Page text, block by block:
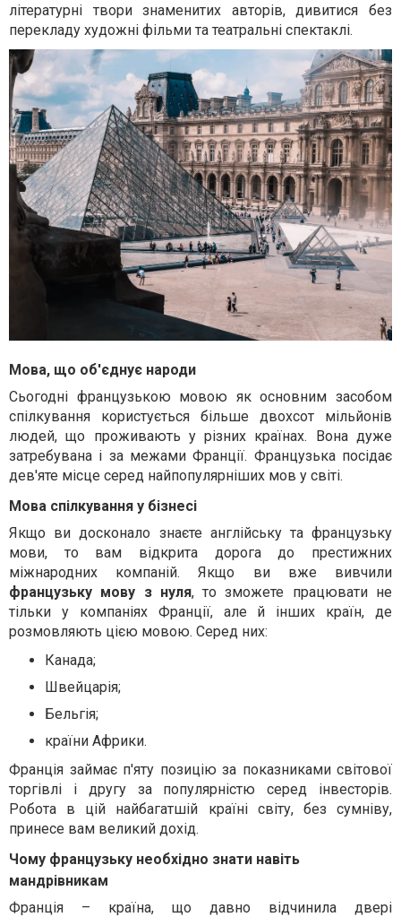
літературні твори знаменитих авторів, дивитися без
перекладу художні фільми та театральні спектаклі.
Мова, що об'єднує народи
Сьогодні французькою мовою як основним засобом
спілкування користується більше двохсот мільйонів
людей, що проживають у різних країнах. Вона дуже
затребувана і за межами Франції. Французька посідає
дев'яте місце серед найпопулярніших мов у світі.
Мова спілкування у бізнесі
Якщо ви досконало знаєте англійську та французьку
мови, то вам відкрита дорога до престижних
міжнародних компаній. Якщо ви вже вивчили
французьку мову з нуля, то зможете працювати не
тільки у компаніях Франції, але й інших країн, де
розмовляють цією мовою. Серед них:
Канада;
Швейцарія;
Бельгія;
країни Африки.
Франція займає п'яту позицію за показниками світової
торгівлі і другу за популярністю серед інвесторів.
Робота в цій найбагатшій країні світу, без сумніву,
принесе вам великий дохід.
Чому французьку необхідно знати навіть
мандрівникам
Франція – країна, що давно відчинила двері